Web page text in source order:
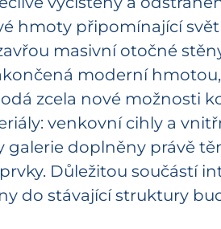
hmoty připomínající
masivní otočné
moderní
zcela nové možnosti
venkovní cihly a
doplněny právě
Důležitou součástí
do stávající struktury